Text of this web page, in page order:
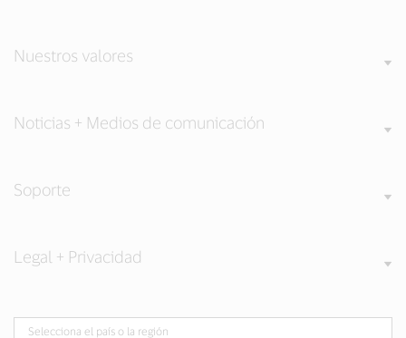
Nuestros valores
Noticias + Medios de comunicación
Soporte
Legal + Privacidad
Selecciona el país o la región